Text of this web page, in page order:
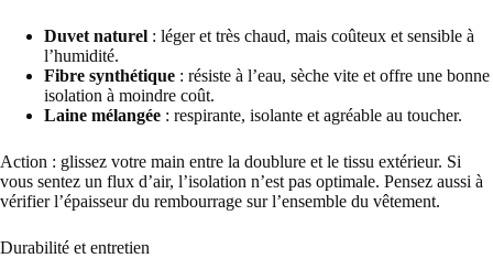
Duvet naturel : léger et très chaud, mais coûteux et sensible à
l’humidité.
Fibre synthétique : résiste à l’eau, sèche vite et offre une bonne
isolation à moindre coût.
Laine mélangée : respirante, isolante et agréable au toucher.
Action : glissez votre main entre la doublure et le tissu extérieur. Si
vous sentez un flux d’air, l’isolation n’est pas optimale. Pensez aussi à
vérifier l’épaisseur du rembourrage sur l’ensemble du vêtement.
Durabilité et entretien